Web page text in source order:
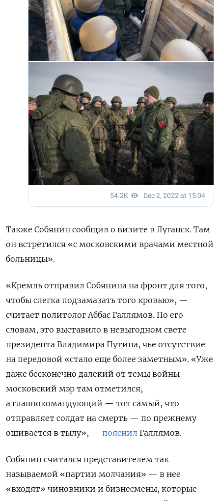
Также Собянин сообщил о визите в Луганск. Там
он встретился «с московскими врачами местной
больницы».
«Кремль отправил Собянина на фронт для того,
чтобы слегка подзамазать того кровью», —
считает политолог Аббас Галлямов. По его
словам, это выставило в невыгодном свете
президента Владимира Путина, чье отсутствие
на передовой «стало еще более заметным». «Уже
даже бесконечно далекий от темы войны
московский мэр там отметился,
а главнокомандующий — тот самый, что
отправляет солдат на смерть — по прежнему
ошивается в тылу», — пояснил Галлямов.
Собянин считался представителем так
называемой «партии молчания» — в нее
«входят» чиновники и бизнесмены, которые